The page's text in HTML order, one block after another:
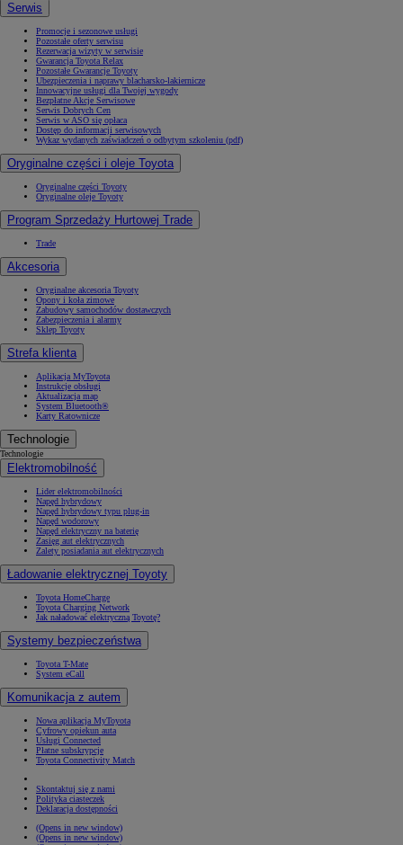
Serwis
Promocje i sezonowe usługi
Pozostałe oferty serwisu
Rezerwacja wizyty w serwisie
Gwarancja Toyota Relax
Pozostałe Gwarancje Toyoty
Ubezpieczenia i naprawy blacharsko-lakiernicze
Innowacyjne usługi dla Twojej wygody
Bezpłatne Akcje Serwisowe
Serwis Dobrych Cen
Serwis w ASO się opłaca
Dostęp do informacji serwisowych
Wykaz wydanych zaświadczeń o odbytym szkoleniu (pdf)
Oryginalne części i oleje Toyota
Oryginalne części Toyoty
Oryginalne oleje Toyoty
Program Sprzedaży Hurtowej Trade
Trade
Akcesoria
Oryginalne akcesoria Toyoty
Opony i koła zimowe
Zabudowy samochodów dostawczych
Zabezpieczenia i alarmy
Sklep Toyoty
Strefa klienta
Aplikacja MyToyota
Instrukcje obsługi
Aktualizacja map
System Bluetooth®
Karty Ratownicze
Technologie
Technologie
Elektromobilność
Lider elektromobilności
Napęd hybrydowy
Napęd hybrydowy typu plug-in
Napęd wodorowy
Napęd elektryczny na baterię
Zasięg aut elektrycznych
Zalety posiadania aut elektrycznych
Ładowanie elektrycznej Toyoty
Toyota HomeCharge
Toyota Charging Network
Jak naładować elektryczną Toyotę?
Systemy bezpieczeństwa
Toyota T-Mate
System eCall
Komunikacja z autem
Nowa aplikacja MyToyota
Cyfrowy opiekun auta
Usługi Connected
Płatne subskrypcje
Toyota Connectivity Match
Skontaktuj się z nami
Polityka ciasteczek
Deklaracja dostępności
(Opens in new window)
(Opens in new window)